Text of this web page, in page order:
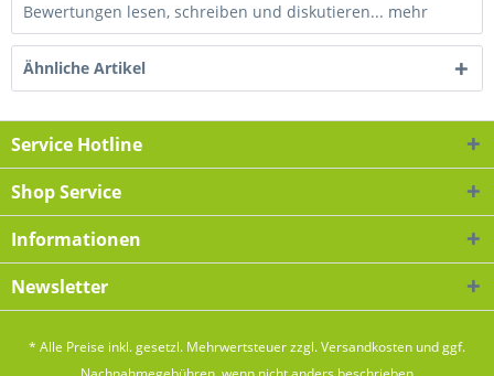
Bewertungen lesen, schreiben und diskutieren... mehr
Ähnliche Artikel
Service Hotline
Shop Service
Informationen
Newsletter
* Alle Preise inkl. gesetzl. Mehrwertsteuer zzgl.Versandkosten und ggf.